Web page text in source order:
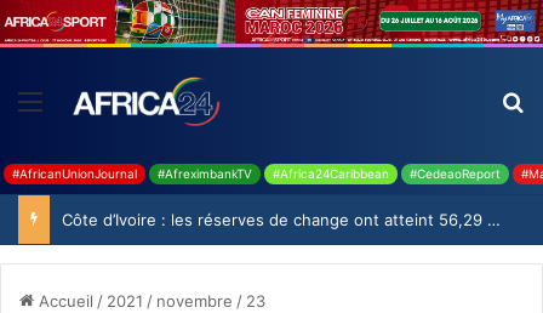
#AfricanUnionJournal #AfreximbankTV #Africa24Caribbean #CedeaoReport
Côte d’Ivoire : les réserves de change ont atteint 56,29 milliards USD en juillet
Accueil / 2021 / novembre / 23